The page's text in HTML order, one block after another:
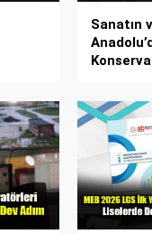
Sanatın